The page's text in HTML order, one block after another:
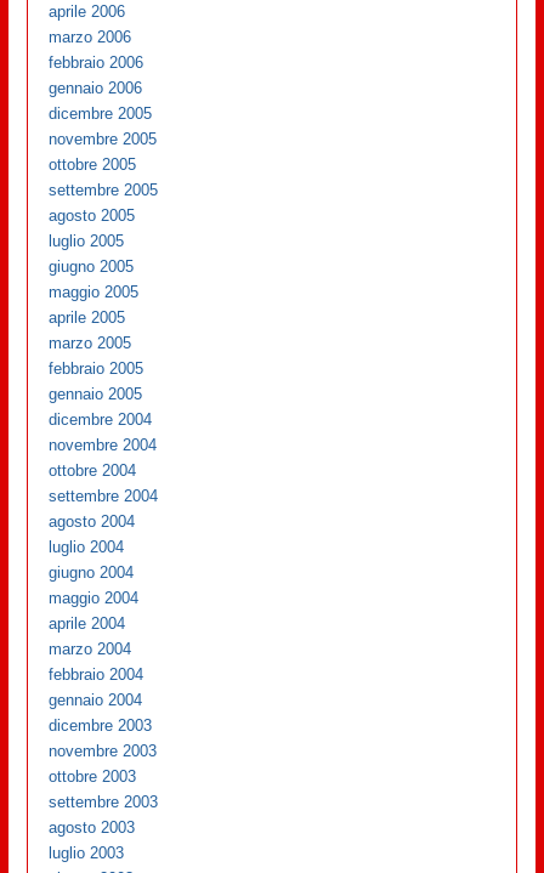
aprile 2006
marzo 2006
febbraio 2006
gennaio 2006
dicembre 2005
novembre 2005
ottobre 2005
settembre 2005
agosto 2005
luglio 2005
giugno 2005
maggio 2005
aprile 2005
marzo 2005
febbraio 2005
gennaio 2005
dicembre 2004
novembre 2004
ottobre 2004
settembre 2004
agosto 2004
luglio 2004
giugno 2004
maggio 2004
aprile 2004
marzo 2004
febbraio 2004
gennaio 2004
dicembre 2003
novembre 2003
ottobre 2003
settembre 2003
agosto 2003
luglio 2003